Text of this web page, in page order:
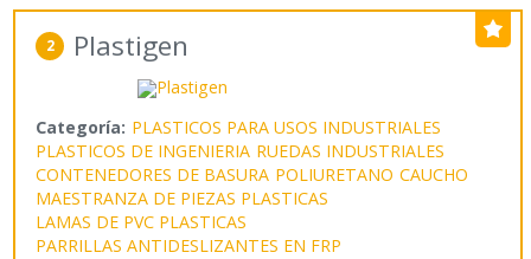
2 Plastigen
Categoría: PLASTICOS PARA USOS INDUSTRIALES
PLASTICOS DE INGENIERIA RUEDAS INDUSTRIALES
CONTENEDORES DE BASURA POLIURETANO CAUCHO
MAESTRANZA DE PIEZAS PLASTICAS
LAMAS DE PVC PLASTICAS
PARRILLAS ANTIDESLIZANTES EN FRP